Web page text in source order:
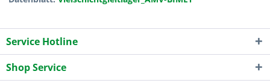
Service Hotline
Shop Service